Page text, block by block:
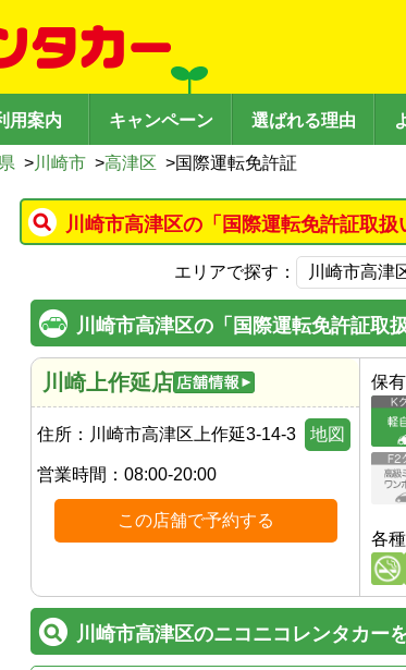
用案内 キャンペーン 選ばれる理由
>川崎市 >高津区 >国際運転免許証
川崎市高津区の「国際運転免許証取扱
エリアで探す：
川崎市高津区の「国際運転免許証取
川崎上作延店
住所： 川崎市高津区上作延3-14-3 地図
営業時間： 08:00-20:00
この店舗で予約する
保
各
川崎市高津区のニコニコレンタカー